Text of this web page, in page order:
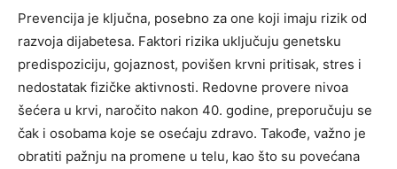
Prevencija je ključna, posebno za one koji imaju rizik od
razvoja dijabetesa. Faktori rizika uključuju genetsku
predispoziciju, gojaznost, povišen krvni pritisak, stres i
nedostatak fizičke aktivnosti. Redovne provere nivoa
šećera u krvi, naročito nakon 40. godine, preporučuju se
čak i osobama koje se osećaju zdravo. Takođe, važno je
obratiti pažnju na promene u telu, kao što su povećana